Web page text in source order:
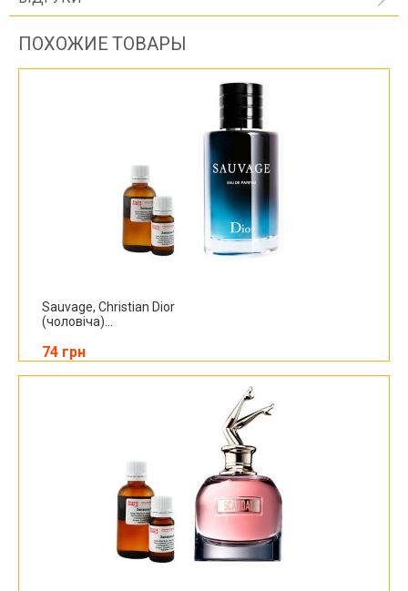
ПОХОЖИЕ ТОВАРЫ
Sauvage, Christian Dior
(чоловіча)...
74 грн